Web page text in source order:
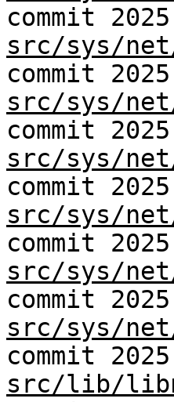
commit
src/sys/
commit
src/sys/
commit
src/sys/
commit
src/sys/
commit
src/sys/
commit
src/sys/
commit
src/lib/